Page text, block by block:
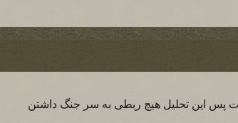
پس اين تحليل هيچ ربطی به سر جنگ داشتن